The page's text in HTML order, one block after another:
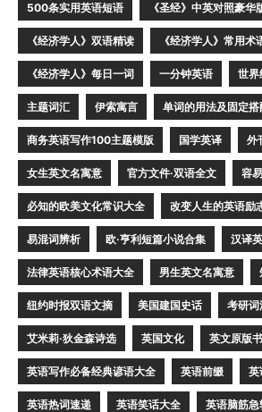
500条实用英语短语 《圣经》中英对照豪华
《经济学人》双语精读 《经济学人》常用术
《经济学人》每日一词 一分钟英语 世界
主题词汇 伊索寓言 单词的用法及固定搭
商务英语写作100主题模版 国学英译 外
女生英文名寓意 官方文件·双语全文 容
必知的欧美文化常识大全 改变人生的英语励
易混词辨析 欧·亨利短篇小说合集 汉译
法律英语核心术语大全 男生英文名寓意
纽约时报双语文摘 美国建国史话 考研词
艾米莉·狄金森诗选 英国文化 英文原版
英语写作必备经典谚语大全 英语前缀 英
英语热词速递 英语笑话大全 英语脑筋